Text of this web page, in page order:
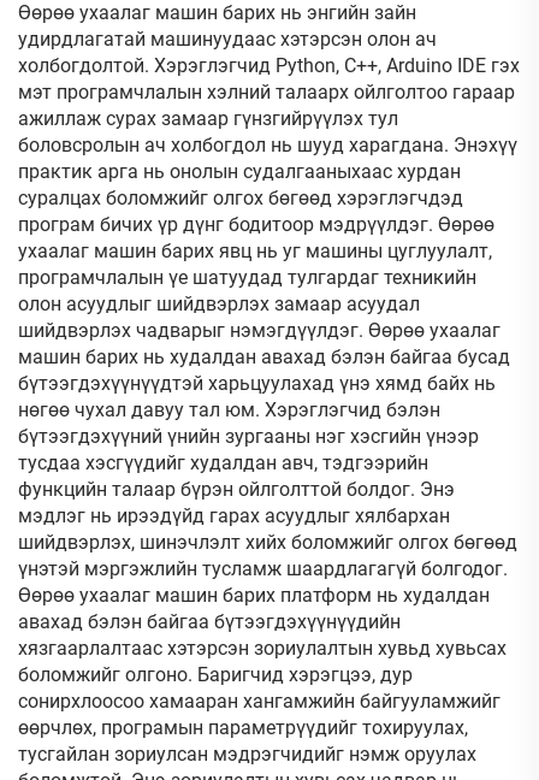
Өөрөө ухаалаг машин барих нь энгийн зайн
удирдлагатай машинуудаас хэтэрсэн олон ач
холбогдолтой. Хэрэглэгчид Python, C++, Arduino IDE гэх
мэт програмчлалын хэлний талаарх ойлголтоо гараар
ажиллаж сурах замаар гүнзгийрүүлэх тул
боловсролын ач холбогдол нь шууд харагдана. Энэхүү
практик арга нь онолын судалгааныхаас хурдан
суралцах боломжийг олгох бөгөөд хэрэглэгчдэд
програм бичих үр дүнг бодитоор мэдрүүлдэг. Өөрөө
ухаалаг машин барих явц нь уг машины цуглуулалт,
програмчлалын үе шатуудад тулгардаг техникийн
олон асуудлыг шийдвэрлэх замаар асуудал
шийдвэрлэх чадварыг нэмэгдүүлдэг. Өөрөө ухаалаг
машин барих нь худалдан авахад бэлэн байгаа бусад
бүтээгдэхүүнүүдтэй харьцуулахад үнэ хямд байх нь
нөгөө чухал давуу тал юм. Хэрэглэгчид бэлэн
бүтээгдэхүүний үнийн зургааны нэг хэсгийн үнээр
тусдаа хэсгүүдийг худалдан авч, тэдгээрийн
функцийн талаар бүрэн ойлголттой болдог. Энэ
мэдлэг нь ирээдүйд гарах асуудлыг хялбархан
шийдвэрлэх, шинэчлэлт хийх боломжийг олгох бөгөөд
үнэтэй мэргэжлийн тусламж шаардлагагүй болгодог.
Өөрөө ухаалаг машин барих платформ нь худалдан
авахад бэлэн байгаа бүтээгдэхүүнүүдийн
хязгаарлалтаас хэтэрсэн зориулалтын хувьд хувьсах
боломжийг олгоно. Баригчид хэрэгцээ, дур
сонирхлоосоо хамааран хангамжийн байгууламжийг
өөрчлөх, програмын параметрүүдийг тохируулах,
тусгайлан зориулсан мэдрэгчидийг нэмж оруулах